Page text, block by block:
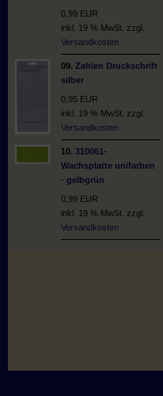
0,99 EUR
inkl. 19 % MwSt. zzgl.
Versandkosten
09. Zahlen Druckschrift
silber
0,95 EUR
inkl. 19 % MwSt. zzgl.
Versandkosten
10. 310061-
Wachsplatte unifarben
- gelbgrün
0,99 EUR
inkl. 19 % MwSt. zzgl.
Versandkosten